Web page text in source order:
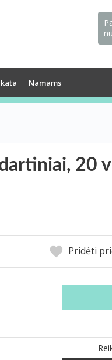
Namams
20
Pridėti